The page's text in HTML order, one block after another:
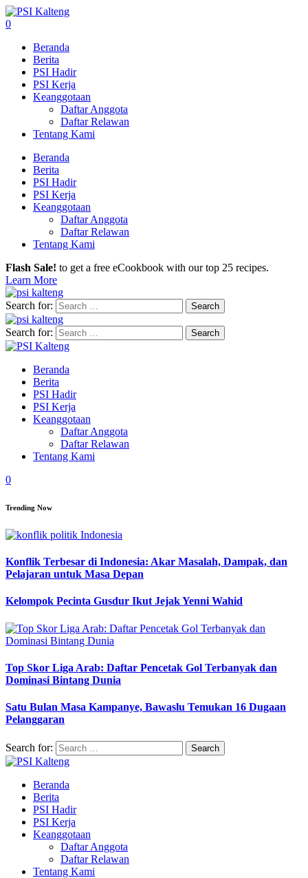
0
Beranda
Berita
PSI Hadir
PSI Kerja
Keanggotaan
Daftar Anggota
Daftar Relawan
Tentang Kami
Beranda
Berita
PSI Hadir
PSI Kerja
Keanggotaan
Daftar Anggota
Daftar Relawan
Tentang Kami
Flash Sale! to get a free eCookbook with our top 25 recipes.
Learn More
Search for:
Search for:
Beranda
Berita
PSI Hadir
PSI Kerja
Keanggotaan
Daftar Anggota
Daftar Relawan
Tentang Kami
0
Trending Now
Konflik Terbesar di Indonesia: Akar Masalah, Dampak, dan
Pelajaran untuk Masa Depan
Kelompok Pecinta Gusdur Ikut Jejak Yenni Wahid
Top Skor Liga Arab: Daftar Pencetak Gol Terbanyak dan
Dominasi Bintang Dunia
Satu Bulan Masa Kampanye, Bawaslu Temukan 16 Dugaan
Pelanggaran
Search for:
Beranda
Berita
PSI Hadir
PSI Kerja
Keanggotaan
Daftar Anggota
Daftar Relawan
Tentang Kami